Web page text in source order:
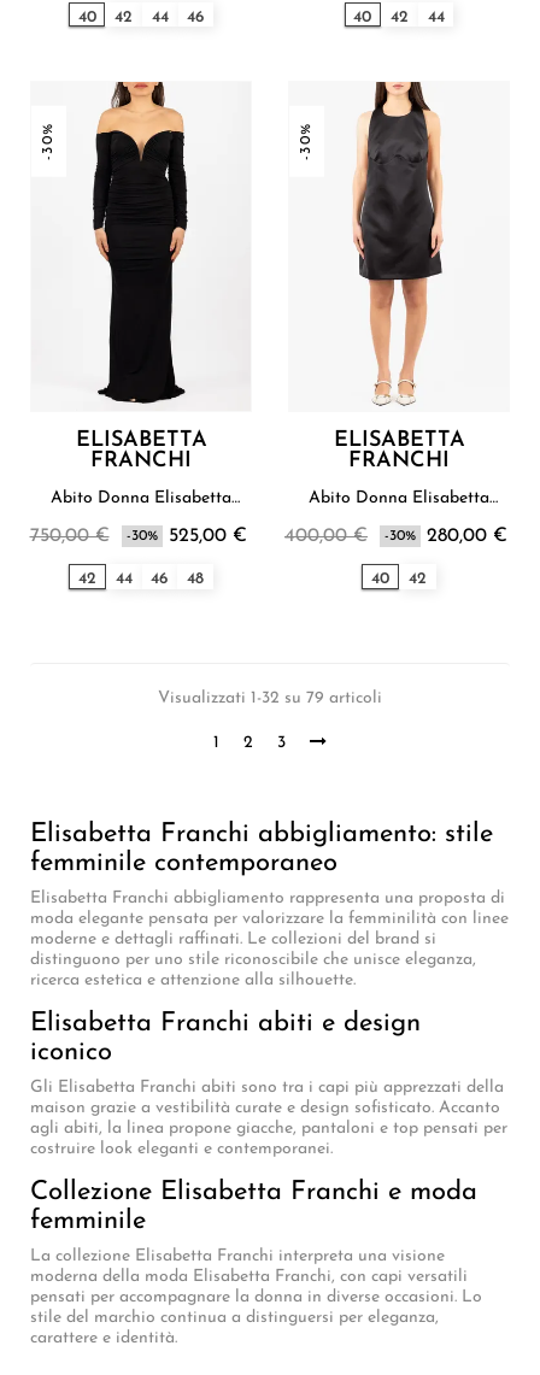
40 42 44 46 40 42 44
-30%
ELISABETTA
FRANCHI
Abito Donna Elisabetta
750,00 € -30% 525,00 €
42 44 46 48
-30%
ELISABETTA
FRANCHI
Abito Donna Elisabetta
400,00 € -30% 280,00 €
40 42
Visualizzati 1-32 su 79 articoli
1 2 3
Elisabetta Franchi abbigliamento: stile
femminile contemporaneo
Elisabetta Franchi abbigliamento rappresenta una proposta di
moda elegante pensata per valorizzare la femminilità con linee
moderne e dettagli raffinati. Le collezioni del brand si
distinguono per uno stile riconoscibile che unisce eleganza,
ricerca estetica e attenzione alla silhouette.
Elisabetta Franchi abiti e design
iconico
Gli Elisabetta Franchi abiti sono tra i capi più apprezzati della
maison grazie a vestibilità curate e design sofisticato. Accanto
agli abiti, la linea propone giacche, pantaloni e top pensati per
costruire look eleganti e contemporanei.
Collezione Elisabetta Franchi e moda
femminile
La collezione Elisabetta Franchi interpreta una visione
moderna della moda Elisabetta Franchi, con capi versatili
pensati per accompagnare la donna in diverse occasioni. Lo
stile del marchio continua a distinguersi per eleganza,
carattere e identità.